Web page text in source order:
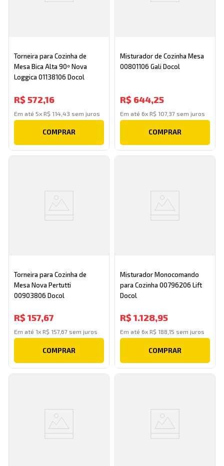
Torneira para Cozinha de
Mesa Bica Alta 90º Nova
Loggica 01138106 Docol
R$ 572,16
Em até5xR$ 114 ,43 sem juros
COMPRAR
Misturador de Cozinha Mesa
00801106 Gali Docol
R$ 644,25
Em até 6x R$ 107, 37 sem juros
COMPRAR
Torneira para Cozinha de
Mesa Nova Pertutti
00903806 Docol
R$ 157,67
Em até 1xR$ 157,67 sem juros
COMPRAR
Misturador Monocomando
para Cozinha 00796206 Lift
Docol
R$ 1.128,95
Em até 6x R$ 188 15 sem juros
COMPRAR